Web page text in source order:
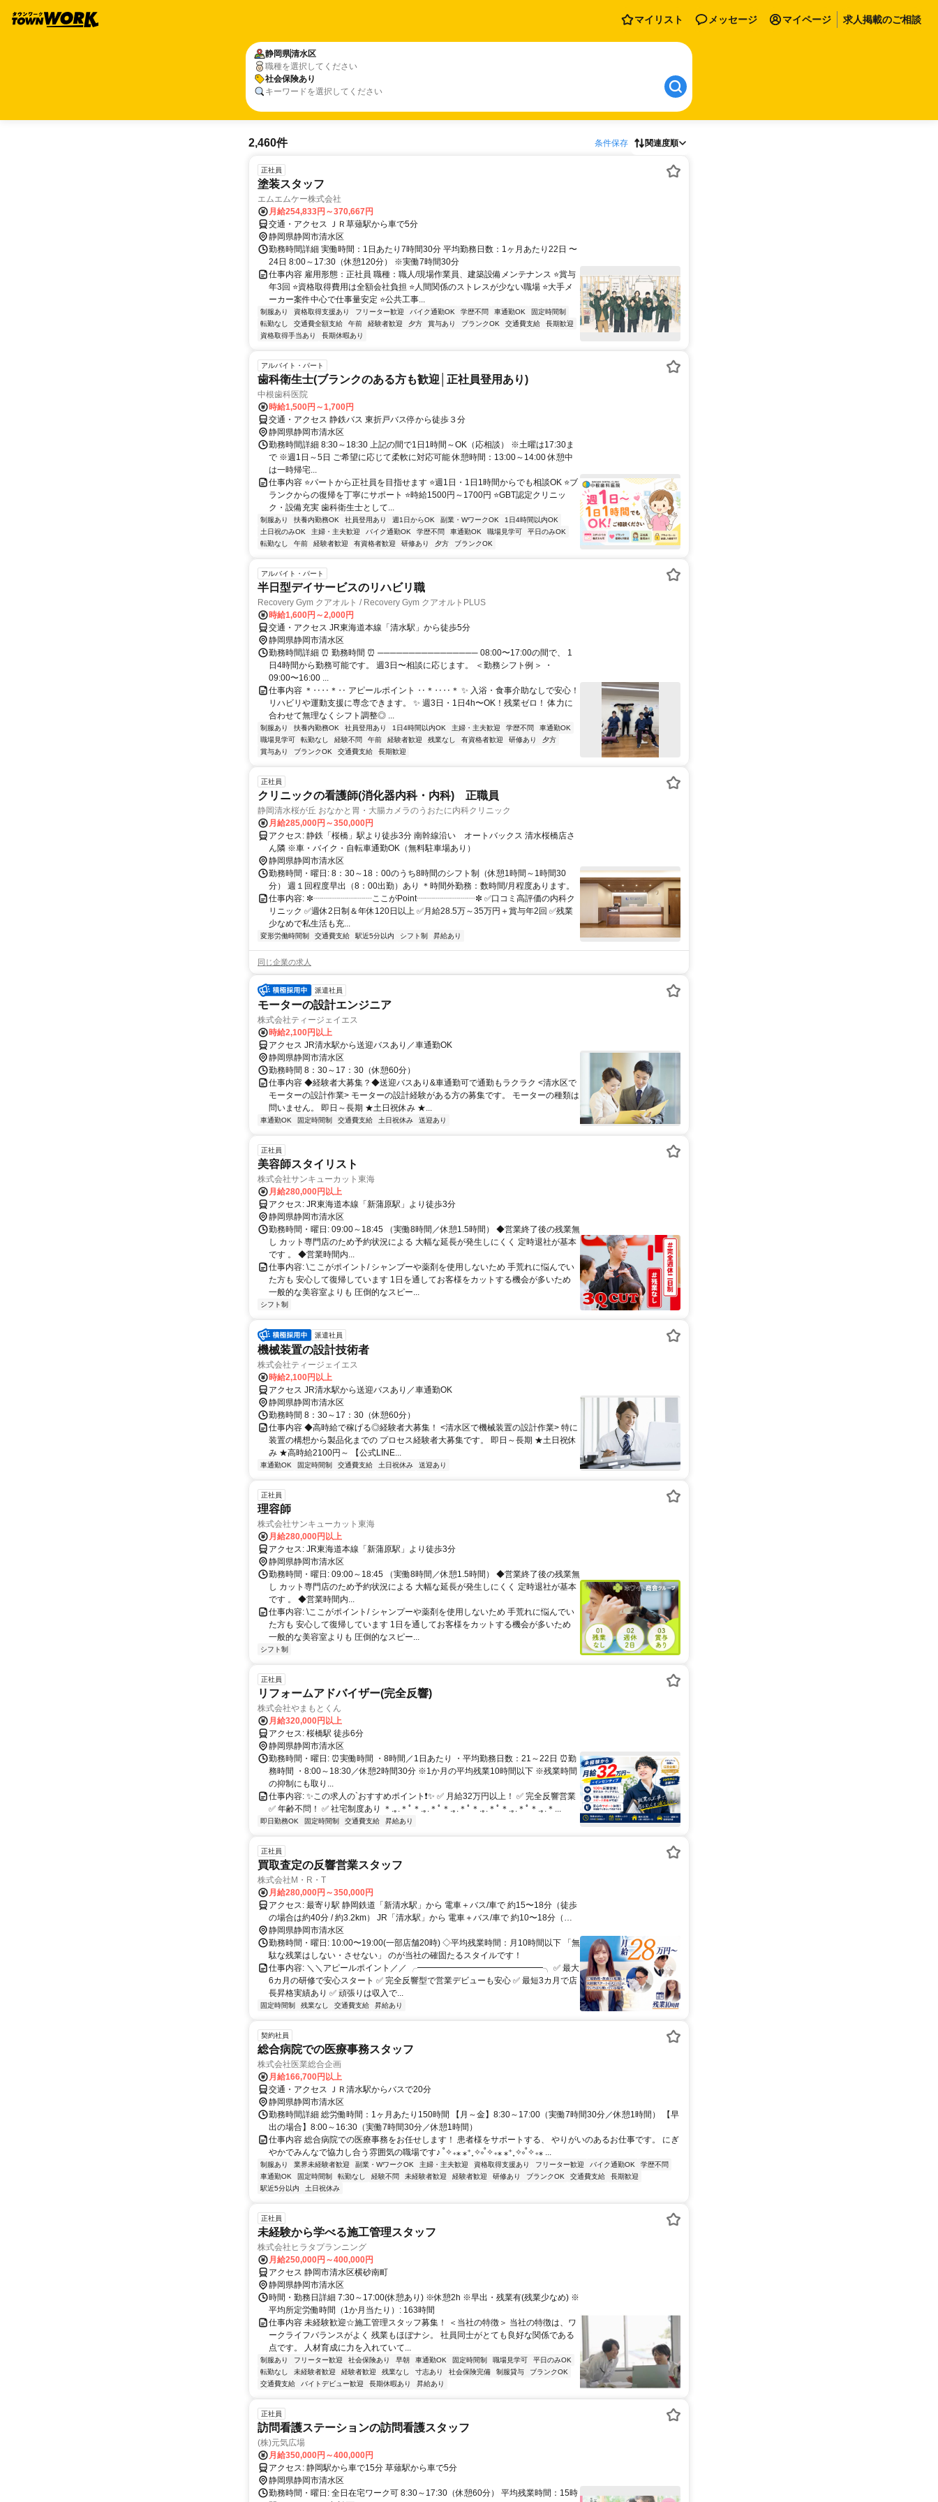
マイリスト メッセージ マイページ 求人掲載のご相談
静岡県清水区
職種を選択してください
社会保険あり
キーワードを選択してください
2,460件 条件保存 関連度順
正社員
塗装スタッフ
エムエムケー株式会社
月給254,833円～370,667円
交通・アクセス ＪＲ草薙駅から車で5分
静岡県静岡市清水区
勤務時間詳細 実働時間：1日あたり7時間30分 平均勤務日数：1ヶ月あたり22日 〜
24日 8:00～17:30（休憩120分） ※実働7時間30分
仕事内容 雇用形態：正社員 職種：職人/現場作業員、建築設備メンテナンス ⭐賞与
年3回 ⭐資格取得費用は全額会社負担 ⭐人間関係のストレスが少ない職場 ⭐大手メ
ーカー案件中心で仕事量安定 ⭐公共工事...
制服あり 資格取得支援あり フリーター歓迎 バイク通勤OK 学歴不問 車通勤OK
固定時間制
転勤なし
交通費全額支給 午前 経験者歓迎 夕方 賞与あり ブランクOK 交通費支給
長期歓迎
資格取得手当あり
長期休暇あり
アルバイト・パート
歯科衛生士(ブランクのある方も歓迎│正社員登用あり)
中根歯科医院
時給1,500円～1,700円
交通・アクセス 静鉄バス 東折戸バス停から徒歩３分
静岡県静岡市清水区
勤務時間詳細 8:30～18:30 上記の間で1日1時間～OK（応相談） ※土曜は17:30ま
で ※週1日～5日 ご希望に応じて柔軟に対応可能 休憩時間：13:00～14:00 休憩中
は一時帰宅...
仕事内容 ⭐パートから正社員を目指せます ⭐週1日・1日1時間からでも相談OK ⭐ブ
ランクからの復帰を丁寧にサポート ⭐時給1500円～1700円 ⭐GBT認定クリニッ
ク・設備充実 歯科衛生士として...
制服あり 扶養内勤務OK 社員登用あり 週1日からOK 副業・WワークOK
1日4時間以内OK
土日祝のみOK
主婦・主夫歓迎 バイク通勤OK 学歴不問 車通勤OK 職場見学可
平日のみOK
転勤なし
午前 経験者歓迎 有資格者歓迎 研修あり 夕方 ブランクOK
アルバイト・パート
半日型デイサービスのリハビリ職
Recovery Gym クアオルト / Recovery Gym クアオルトPLUS
時給1,600円～2,000円
交通・アクセス JR東海道本線「清水駅」から徒歩5分
静岡県静岡市清水区
勤務時間詳細 ⏰ 勤務時間 ⏰ ──────────────── 08:00〜17:00の間で、 1
日4時間から勤務可能です。 週3日〜相談に応じます。 ＜勤務シフト例＞ ・
09:00〜16:00 ...
仕事内容 ＊‥‥＊‥ アピールポイント ‥＊‥‥＊ ✨ 入浴・食事介助なしで安心！
リハビリや運動支援に専念できます。 ✨ 週3日・1日4h〜OK！残業ゼロ！ 体力に
合わせて無理なくシフト調整◎ ...
制服あり 扶養内勤務OK 社員登用あり 1日4時間以内OK 主婦・主夫歓迎 学歴不問
車通勤OK
職場見学可
転勤なし 経験不問 午前 経験者歓迎 残業なし 有資格者歓迎 研修あり
夕方
賞与あり
ブランクOK 交通費支給 長期歓迎
正社員
クリニックの看護師(消化器内科・内科) 正職員
静岡清水桜が丘 おなかと胃・大腸カメラのうおたに内科クリニック
月給285,000円～350,000円
アクセス: 静鉄「桜橋」駅より徒歩3分 南幹線沿い オートバックス 清水桜橋店さ
ん隣 ※車・バイク・自転車通勤OK（無料駐車場あり）
静岡県静岡市清水区
勤務時間・曜日: 8：30～18：00のうち8時間のシフト制（休憩1時間～1時間30
分） 週１回程度早出（8：00出勤）あり ＊時間外勤務：数時間/月程度あります。
仕事内容: ✼┈┈┈┈┈┈┈ここがPoint┈┈┈┈┈┈┈✼ ✅口コミ高評価の内科ク
リニック ✅週休2日制＆年休120日以上 ✅月給28.5万～35万円＋賞与年2回 ✅残業
少なめで私生活も充...
変形労働時間制 交通費支給 駅近5分以内 シフト制 昇給あり
同じ企業の求人
派遣社員
モーターの設計エンジニア
株式会社ティージェイエス
時給2,100円以上
アクセス JR清水駅から送迎バスあり／車通勤OK
静岡県静岡市清水区
勤務時間 8：30～17：30（休憩60分）
仕事内容 ◆経験者大募集？◆送迎バスあり&車通勤可で通勤もラクラク <清水区で
モーターの設計作業> モーターの設計経験がある方の募集です。 モーターの種類は
問いません。 即日～長期 ★土日祝休み ★...
車通勤OK 固定時間制 交通費支給 土日祝休み 送迎あり
正社員
美容師スタイリスト
株式会社サンキューカット東海
月給280,000円以上
アクセス: JR東海道本線「新蒲原駅」より徒歩3分
静岡県静岡市清水区
勤務時間・曜日: 09:00～18:45 （実働8時間／休憩1.5時間） ◆営業終了後の残業無
し カット専門店のため予約状況による 大幅な延長が発生しにくく 定時退社が基本
です 。 ◆営業時間内...
仕事内容: \ここがポイント/ シャンプーや薬剤を使用しないため 手荒れに悩んでい
た方も 安心して復帰しています 1日を通してお客様をカットする機会が多いため
一般的な美容室よりも 圧倒的なスピー...
シフト制
派遣社員
機械装置の設計技術者
株式会社ティージェイエス
時給2,100円以上
アクセス JR清水駅から送迎バスあり／車通勤OK
静岡県静岡市清水区
勤務時間 8：30～17：30（休憩60分）
仕事内容 ◆高時給で稼げる◎経験者大募集！ <清水区で機械装置の設計作業> 特に
装置の構想から製品化までの プロセス経験者大募集です。 即日～長期 ★土日祝休
み ★高時給2100円～ 【公式LINE...
車通勤OK 固定時間制 交通費支給 土日祝休み 送迎あり
正社員
理容師
株式会社サンキューカット東海
月給280,000円以上
アクセス: JR東海道本線「新蒲原駅」より徒歩3分
静岡県静岡市清水区
勤務時間・曜日: 09:00～18:45 （実働8時間／休憩1.5時間） ◆営業終了後の残業無
し カット専門店のため予約状況による 大幅な延長が発生しにくく 定時退社が基本
です 。 ◆営業時間内...
仕事内容: \ここがポイント/ シャンプーや薬剤を使用しないため 手荒れに悩んでい
た方も 安心して復帰しています 1日を通してお客様をカットする機会が多いため
一般的な美容室よりも 圧倒的なスピー...
シフト制
正社員
リフォームアドバイザー(完全反響)
株式会社やまもとくん
月給320,000円以上
アクセス: 桜橋駅 徒歩6分
静岡県静岡市清水区
勤務時間・曜日: ⏰️実働時間 ・8時間／1日あたり ・平均勤務日数：21～22日 ⏰️勤
務時間 ・8:00～18:30／休憩2時間30分 ※1か月の平均残業10時間以下 ※残業時間
の抑制にも取り...
仕事内容: ✨この求人の`おすすめポイント❗✨ ✅ 月給32万円以上！ ✅ 完全反響営業
✅ 年齢不問！ ✅ 社宅制度あり ＊.｡.＊ﾟ＊.｡.＊ﾟ＊.｡.＊ﾟ＊.｡.＊ﾟ＊.｡.＊ﾟ＊.｡.＊...
即日勤務OK 固定時間制 交通費支給 昇給あり
正社員
買取査定の反響営業スタッフ
株式会社M・R・T
月給280,000円～350,000円
アクセス: 最寄り駅 静岡鉄道「新清水駅」から 電車＋バス/車で 約15〜18分（徒歩
の場合は約40分 / 約3.2km） JR「清水駅」から 電車＋バス/車で 約10〜18分（徒
歩の場合は約45分 / 約3.6km）
静岡県静岡市清水区
勤務時間・曜日: 10:00〜19:00(一部店舗20時) ◇平均残業時間：月10時間以下 「無
駄な残業はしない・させない」 のが当社の確固たるスタイルです！
仕事内容: ＼＼アピールポイント／／ ╭━━━━━━━━━━━━━━━╮ ✅ 最大
6カ月の研修で安心スタート ✅ 完全反響型で営業デビューも安心 ✅ 最短3カ月で店
長昇格実績あり ✅ 頑張りは収入で...
固定時間制 残業なし 交通費支給 昇給あり
契約社員
総合病院での医療事務スタッフ
株式会社医業総合企画
月給166,700円以上
交通・アクセス ＪＲ清水駅からバスで20分
静岡県静岡市清水区
勤務時間詳細 総労働時間：1ヶ月あたり150時間 【月～金】8:30～17:00（実働7時間30分／休憩1時間） 【早
出の場合】8:00～16:30（実働7時間30分／休憩1時間）
仕事内容 総合病院での医療事務をお任せします！ 患者様をサポートする、 やりがいのあるお仕事です。 にぎ
やかでみんなで協力し合う雰囲気の職場です♪ ˚✧₊⁎ ⁎⁺˳✧༚˚✧₊⁎ ⁎⁺˳✧༚˚✧₊⁎ ...
制服あり 業界未経験者歓迎 副業・WワークOK 主婦・主夫歓迎 資格取得支援あり フリーター歓迎 バイク通勤OK
学歴不問
車通勤OK
固定時間制 転勤なし 経験不問 未経験者歓迎 経験者歓迎 研修あり ブランクOK 交通費支給
長期歓迎
駅近5分以内
土日祝休み
正社員
未経験から学べる施工管理スタッフ
株式会社ヒラタプランニング
月給250,000円～400,000円
アクセス 静岡市清水区横砂南町
静岡県静岡市清水区
時間・勤務日詳細 7:30～17:00(休憩あり) ※休憩2h ※早出・残業有(残業少なめ) ※
平均所定労働時間（1か月当たり）: 163時間
仕事内容 未経験歓迎☆施工管理スタッフ募集！ ＜当社の特徴＞ 当社の特徴は、ワ
ークライフバランスがよく 残業もほぼナシ。 社員同士がとても良好な関係である
点です。 人材育成に力を入れていて...
制服あり フリーター歓迎 社会保険あり 早朝 車通勤OK 固定時間制 職場見学可
平日のみOK
転勤なし
未経験者歓迎 経験者歓迎 残業なし 寸志あり 社会保険完備 制服貸与
ブランクOK
交通費支給
バイトデビュー歓迎 長期休暇あり 昇給あり
正社員
訪問看護ステーションの訪問看護スタッフ
(株)元気広場
月給350,000円～400,000円
アクセス: 静岡駅から車で15分 草薙駅から車で5分
静岡県静岡市清水区
勤務時間・曜日: 全日在宅ワーク可 8:30～17:30（休憩60分） 平均残業時間：15時